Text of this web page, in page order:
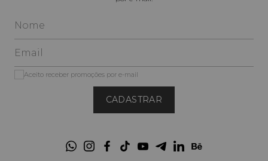
CADASTRAR
Aceito receber promoções por e-mail